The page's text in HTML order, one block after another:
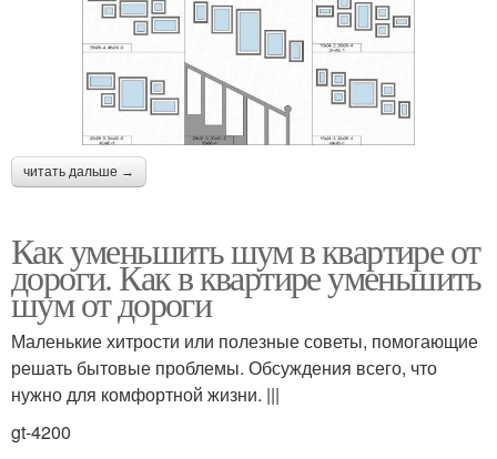
читать дальше →
Как уменьшить шум в квартире от
дороги. Как в квартире уменьшить
шум от дороги
Маленькие хитрости или полезные советы, помогающие
решать бытовые проблемы. Обсуждения всего, что
нужно для комфортной жизни. |||
gt-4200